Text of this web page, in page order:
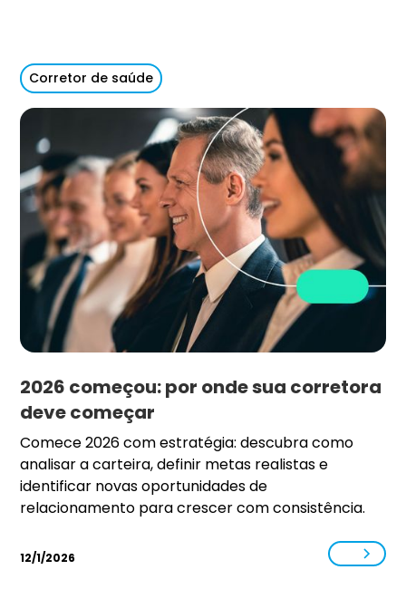
Corretor de saúde
2026 começou: por onde sua corretora
deve começar
Comece 2026 com estratégia: descubra como
analisar a carteira, definir metas realistas e
identificar novas oportunidades de
relacionamento para crescer com consistência.
12/1/2026